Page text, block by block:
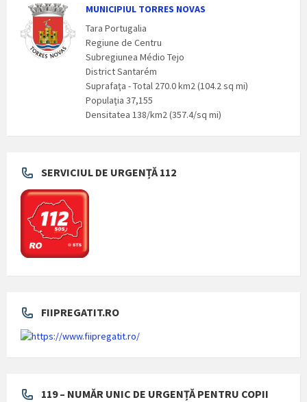
MUNICIPIUL TORRES NOVAS
Tara Portugalia
Regiune de Centru
Subregiunea Médio Tejo
District Santarém
Suprafaţa - Total 270.0 km2 (104.2 sq mi)
Populaţia 37,155
Densitatea 138/km2 (357.4/sq mi)
SERVICIUL DE URGENȚĂ 112
FIIPREGATIT.RO
119 – NUMĂR UNIC DE URGENȚĂ PENTRU COPII